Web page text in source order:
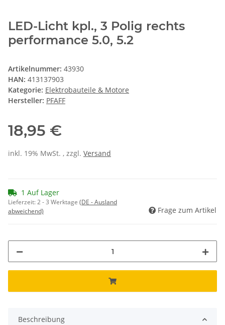
LED-Licht kpl., 3 Polig rechts
performance 5.0, 5.2
Artikelnummer: 43930
HAN: 413137903
Kategorie: Elektrobauteile & Motore
Hersteller: PFAFF
18,95 €
inkl. 19% MwSt. , zzgl. Versand
1 Auf Lager
Lieferzeit:2 - 3 Werktage (DE - Ausland
abweichend)
Frage zum Artikel
Beschreibung